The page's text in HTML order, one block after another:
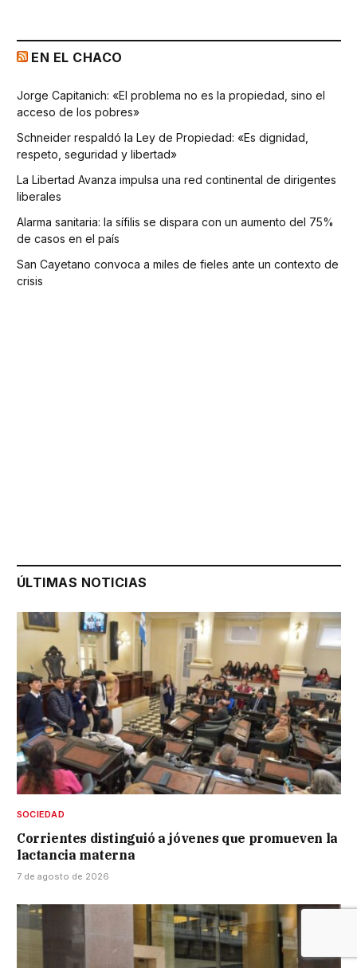
EN EL CHACO
Jorge Capitanich: «El problema no es la propiedad, sino el
acceso de los pobres»
Schneider respaldó la Ley de Propiedad: «Es dignidad,
respeto, seguridad y libertad»
La Libertad Avanza impulsa una red continental de dirigentes
liberales
Alarma sanitaria: la sífilis se dispara con un aumento del 75%
de casos en el país
San Cayetano convoca a miles de fieles ante un contexto de
crisis
ÚLTIMAS NOTICIAS
SOCIEDAD
Corrientes distinguió a jóvenes que promueven la
lactancia materna
7 de agosto de 2026